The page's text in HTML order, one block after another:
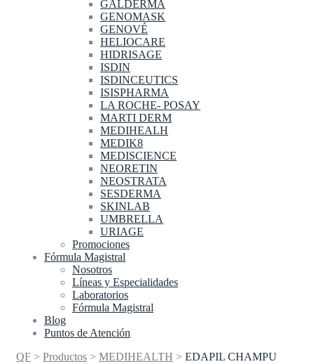
GALDERMA
GENOMASK
GENOVÉ
HELIOCARE
HIDRISAGE
ISDIN
ISDINCEUTICS
ISISPHARMA
LA ROCHE- POSAY
MARTI DERM
MEDIHEALH
MEDIK8
MEDISCIENCE
NEORETIN
NEOSTRATA
SESDERMA
SKINLAB
UMBRELLA
URIAGE
Promociones
Fórmula Magistral
Nosotros
Líneas y Especialidades
Laboratorios
Fórmula Magistral
Blog
Puntos de Atención
QF > Productos > MEDIHEALTH > EDAPIL CHAMPU